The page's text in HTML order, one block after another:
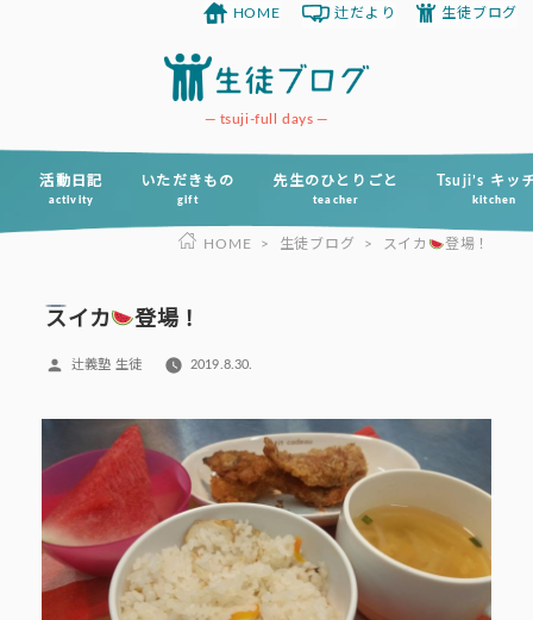
ツ
tsuji-full days
活動日記
activity
いただきもの
gift
先生のひとりごと
teacher
Tsuji’s キッ
kitchen
HOME 辻だより 生徒ブログ
HOME > 生徒ブログ > スイカ 登場！
スイカ 登場！
投
辻義塾 生徒 2019.8.30.